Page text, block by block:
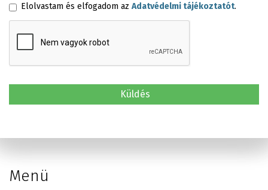
Elolvastam és elfogadom az Adatvédelmi tájékoztatót.
Küldés
Menü